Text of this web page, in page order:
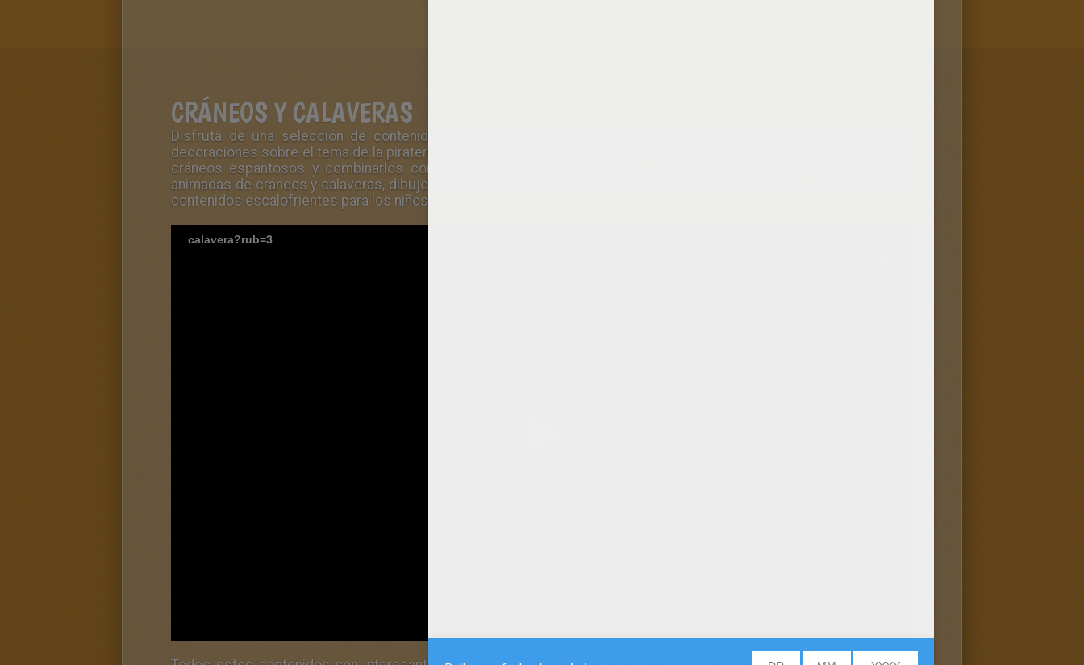
CRÁNEOS Y CALAVERAS
Disfruta de una selección de contenidos con calaveras chulas. Puedes aprender a dibujar una calavera, hacer
decoraciones sobre el tema de la piratería o para
cráneos espantosos y combinarlos con un disfraz de
animadas de cráneos y calaveras, dibujos para pintar, tutoriales para aprender a dibujar una calvera... y muchos otros
contenidos escalofrientes para los niños.
calavera?rub=3